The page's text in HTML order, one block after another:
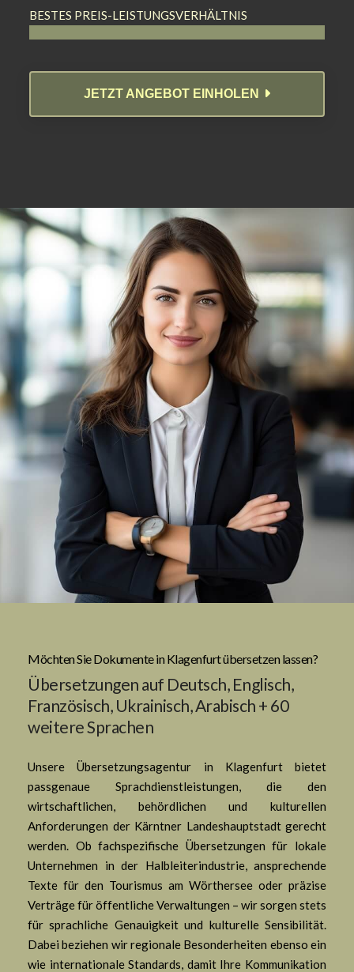
BESTES PREIS-LEISTUNGSVERHÄLTNIS
JETZT ANGEBOT EINHOLEN
Möchten Sie Dokumente in Klagenfurt übersetzen lassen?
Übersetzungen auf Deutsch, Englisch,
Französisch, Ukrainisch, Arabisch + 60
weitere Sprachen
Unsere Übersetzungsagentur in Klagenfurt bietet
passgenaue Sprachdienstleistungen, die den
wirtschaftlichen, behördlichen und kulturellen
Anforderungen der Kärntner Landeshauptstadt gerecht
werden. Ob fachspezifische Übersetzungen für lokale
Unternehmen in der Halbleiterindustrie, ansprechende
Texte für den Tourismus am Wörthersee oder präzise
Verträge für öffentliche Verwaltungen – wir sorgen stets
für sprachliche Genauigkeit und kulturelle Sensibilität.
Dabei beziehen wir regionale Besonderheiten ebenso ein
wie internationale Standards, damit Ihre Kommunikation